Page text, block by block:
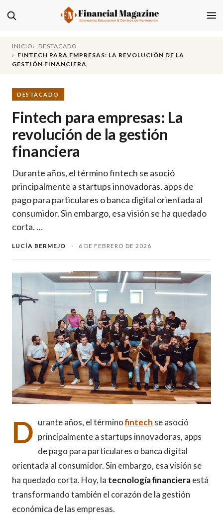
INICIO
DESTACADO
FINTECH PARA EMPRESAS: LA REVOLUCIÓN DE LA
GESTIÓN FINANCIERA
DESTACADO
Fintech para empresas: La
revolución de la gestión
financiera
Durante años, el término fintech se asoció
principalmente a startups innovadoras, apps de
pago para particulares o banca digital orientada al
consumidor. Sin embargo, esa visión se ha quedado
corta. …
LUCÍA BERMEJO · 6 DE FEBRERO DE 2026
D urante años, el términofintech se asoció
principalmente a startups innovadoras, apps
de pago para particulares o banca digital
orientada al consumidor. Sin embargo, esa visión se
ha quedado corta. Hoy, la tecnología financieraestá
transformando también el corazón de la gestión
económica de las empresas.